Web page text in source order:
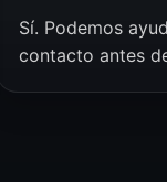
Sí. Podemos
contacto antes